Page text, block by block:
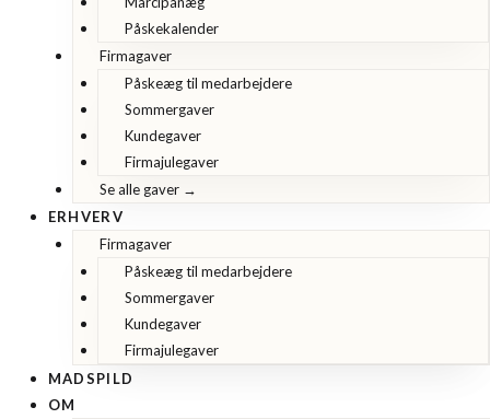
Påskekalender
Firmagaver
Påskeæg til medarbejdere
Sommergaver
Kundegaver
Firmajulegaver
Se alle gaver →
ERHVERV
Firmagaver
Påskeæg til medarbejdere
Sommergaver
Kundegaver
Firmajulegaver
MADSPILD
OM